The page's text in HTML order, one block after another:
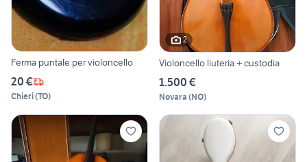
Ferma puntale per violoncello
20 €
Chieri(TO)
2
Violoncello liuteria + custodia
1.500 €
Novara (NO)